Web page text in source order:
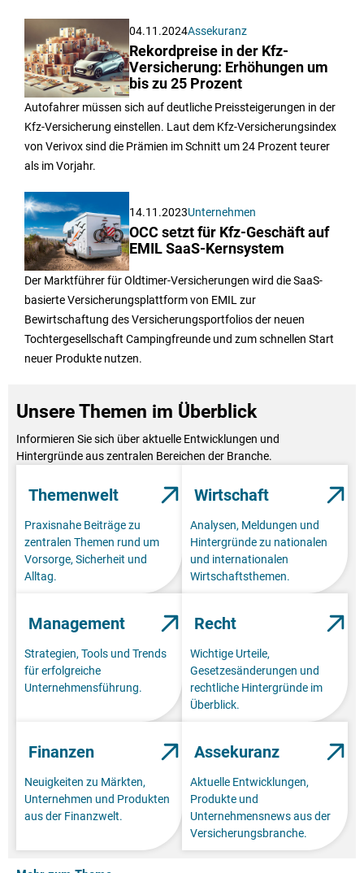
04.11.2024Assekuranz
Rekordpreise in der Kfz-
Versicherung: Erhöhungen um
bis zu 25 Prozent
Autofahrer müssen sich auf deutliche Preissteigerungen in der
Kfz-Versicherung einstellen. Laut dem Kfz-Versicherungsindex
von Verivox sind die Prämien im Schnitt um 24 Prozent teurer
als im Vorjahr.
14.11.2023Unternehmen
OCC setzt für Kfz-Geschäft auf
EMIL SaaS-Kernsystem
Der Marktführer für Oldtimer-Versicherungen wird die SaaS-
basierte Versicherungsplattform von EMIL zur
Bewirtschaftung des Versicherungsportfolios der neuen
Tochtergesellschaft Campingfreunde und zum schnellen Start
neuer Produkte nutzen.
Unsere Themen im Überblick
Informieren Sie sich über aktuelle Entwicklungen und
Hintergründe aus zentralen Bereichen der Branche.
Themenwelt
Praxisnahe Beiträge zu
zentralen Themen rund um
Vorsorge, Sicherheit und
Alltag.
Wirtschaft
Analysen, Meldungen und
Hintergründe zu nationalen
und internationalen
Wirtschaftsthemen.
Management
Strategien, Tools und Trends
für erfolgreiche
Unternehmensführung.
Recht
Wichtige Urteile,
Gesetzesänderungen und
rechtliche Hintergründe im
Überblick.
Finanzen
Neuigkeiten zu Märkten,
Unternehmen und Produkten
aus der Finanzwelt.
Assekuranz
Aktuelle Entwicklungen,
Produkte und
Unternehmensnews aus der
Versicherungsbranche.